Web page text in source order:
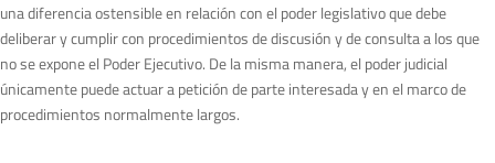
una diferencia ostensible en relación con el poder legislativo que debe
deliberar y cumplir con procedimientos de discusión y de consulta a los que
no se expone el Poder Ejecutivo. De la misma manera, el poder judicial
únicamente puede actuar a petición de parte interesada y en el marco de
procedimientos normalmente largos.